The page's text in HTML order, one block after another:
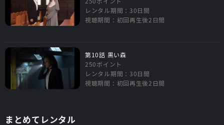
レンタル期間：30日間
視聴期間：初回再生後2日間
第10話 黒い森
250ポイント
レンタル期間：30日間
視聴期間：初回再生後2日間
まとめてレンタル